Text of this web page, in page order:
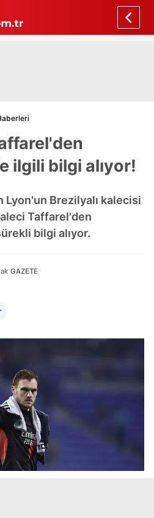
ilgili bilgi alıyor!
Lyon'un Brezilyalı kalecisi
Taffarel'den
bilgi alıyor.
GAZETE